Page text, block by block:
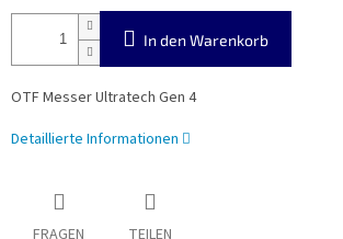
In den Warenkorb
OTF Messer Ultratech Gen 4
Detaillierte Informationen